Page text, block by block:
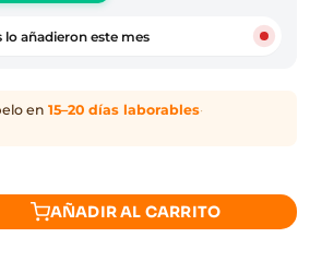
lo añadieron este mes
en 15–20 días laborables·
AÑADIR AL CARRITO